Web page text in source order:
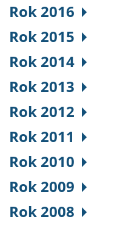
Rok 2016
Rok 2015
Rok 2014
Rok 2013
Rok 2012
Rok 2011
Rok 2010
Rok 2009
Rok 2008